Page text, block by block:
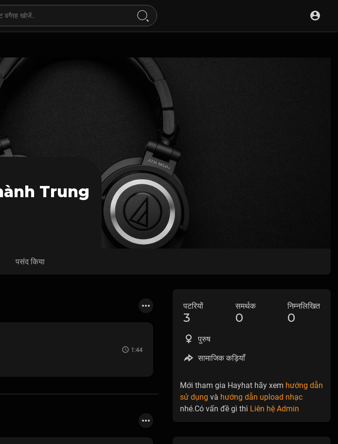
Trung
पसंद किया
1:44
पटरियों
3
समर्थक
0
निम्नलिखित
0
पुरुष
सामाजिक कड़ियाँ
Mới tham gia Hayhat hãy xem hướng dẫn
sử dụng và hướng dẫn upload nhạc
nhé.Có vấn đề gì thì Liên hệ Admin